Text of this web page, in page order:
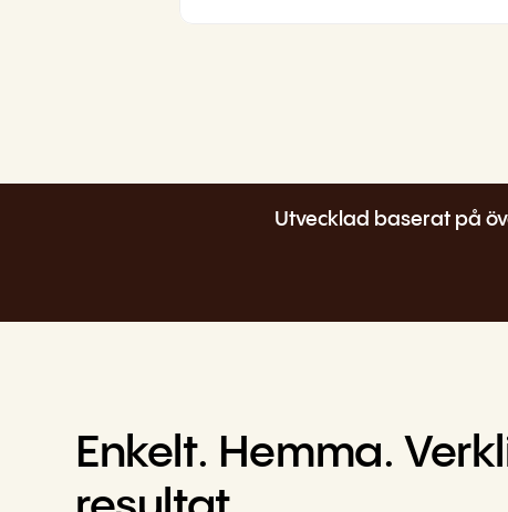
Utvecklad baserat på
Enkelt. Hemma.